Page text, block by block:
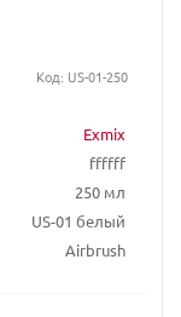
Exmix
ffffff
250 мл
US-01 белый
Airbrush
Код: US-01-250